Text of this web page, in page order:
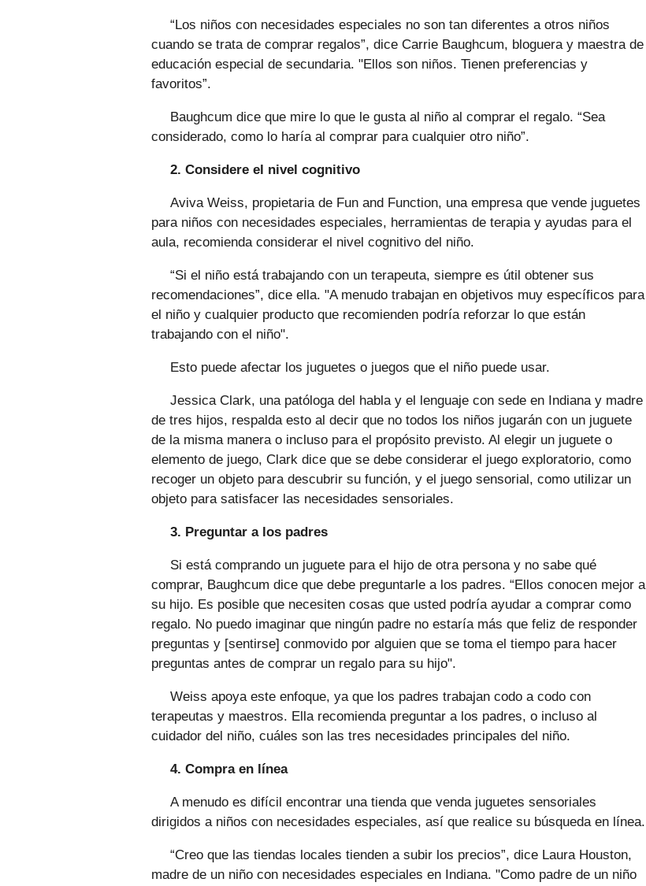
“Los niños con necesidades especiales no son tan diferentes a otros niños
cuando se trata de comprar regalos”, dice Carrie Baughcum, bloguera y maestra de
educación especial de secundaria. "Ellos son niños. Tienen preferencias y
favoritos”.
Baughcum dice que mire lo que le gusta al niño al comprar el regalo. “Sea
considerado, como lo haría al comprar para cualquier otro niño”.
2. Considere el nivel cognitivo
Aviva Weiss, propietaria de Fun and Function, una empresa que vende juguetes
para niños con necesidades especiales, herramientas de terapia y ayudas para el
aula, recomienda considerar el nivel cognitivo del niño.
“Si el niño está trabajando con un terapeuta, siempre es útil obtener sus
recomendaciones”, dice ella. "A menudo trabajan en objetivos muy específicos para
el niño y cualquier producto que recomienden podría reforzar lo que están
trabajando con el niño".
Esto puede afectar los juguetes o juegos que el niño puede usar.
Jessica Clark, una patóloga del habla y el lenguaje con sede en Indiana y madre
de tres hijos, respalda esto al decir que no todos los niños jugarán con un juguete
de la misma manera o incluso para el propósito previsto. Al elegir un juguete o
elemento de juego, Clark dice que se debe considerar el juego exploratorio, como
recoger un objeto para descubrir su función, y el juego sensorial, como utilizar un
objeto para satisfacer las necesidades sensoriales.
3. Preguntar a los padres
Si está comprando un juguete para el hijo de otra persona y no sabe qué
comprar, Baughcum dice que debe preguntarle a los padres. “Ellos conocen mejor a
su hijo. Es posible que necesiten cosas que usted podría ayudar a comprar como
regalo. No puedo imaginar que ningún padre no estaría más que feliz de responder
preguntas y [sentirse] conmovido por alguien que se toma el tiempo para hacer
preguntas antes de comprar un regalo para su hijo".
Weiss apoya este enfoque, ya que los padres trabajan codo a codo con
terapeutas y maestros. Ella recomienda preguntar a los padres, o incluso al
cuidador del niño, cuáles son las tres necesidades principales del niño.
4. Compra en línea
A menudo es difícil encontrar una tienda que venda juguetes sensoriales
dirigidos a niños con necesidades especiales, así que realice su búsqueda en línea.
“Creo que las tiendas locales tienden a subir los precios”, dice Laura Houston,
madre de un niño con necesidades especiales en Indiana. "Como padre de un niño